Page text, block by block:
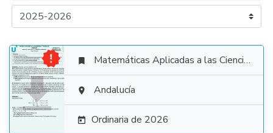

  Matemáticas Aplicadas a las Ciencias Sociales
 Andalucía
 Ordinaria de 2026